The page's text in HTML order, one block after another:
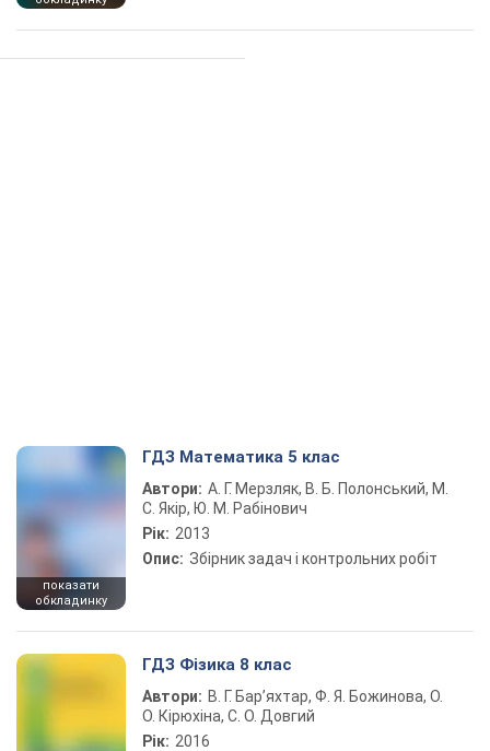
показати
обкладинку
ГДЗ Математика 5 клас
Автори: А. Г. Мерзляк, В. Б. Полонський, М.
С. Якір, Ю. М. Рабінович
Рік: 2013
Опис: Збірник задач і контрольних робіт
ГДЗ Фізика 8 клас
Автори: В. Г. Бар’яхтар, Ф. Я. Божинова, О.
О. Кірюхіна, С. О. Довгий
Рік: 2016